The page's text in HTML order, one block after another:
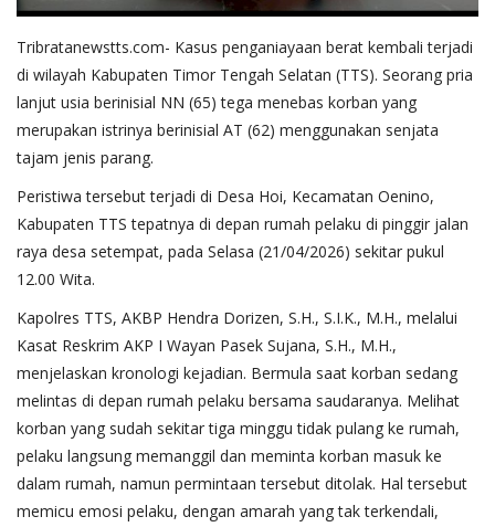
Tribratanewstts.com- Kasus penganiayaan berat kembali terjadi
di wilayah Kabupaten Timor Tengah Selatan (TTS). Seorang pria
lanjut usia berinisial NN (65) tega menebas korban yang
merupakan istrinya berinisial AT (62) menggunakan senjata
tajam jenis parang.
Peristiwa tersebut terjadi di Desa Hoi, Kecamatan Oenino,
Kabupaten TTS tepatnya di depan rumah pelaku di pinggir jalan
raya desa setempat, pada Selasa (21/04/2026) sekitar pukul
12.00 Wita.
Kapolres TTS, AKBP Hendra Dorizen, S.H., S.I.K., M.H., melalui
Kasat Reskrim AKP I Wayan Pasek Sujana, S.H., M.H.,
menjelaskan kronologi kejadian. Bermula saat korban sedang
melintas di depan rumah pelaku bersama saudaranya. Melihat
korban yang sudah sekitar tiga minggu tidak pulang ke rumah,
pelaku langsung memanggil dan meminta korban masuk ke
dalam rumah, namun permintaan tersebut ditolak. Hal tersebut
memicu emosi pelaku, dengan amarah yang tak terkendali,